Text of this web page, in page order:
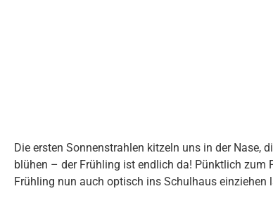
Die ersten Sonnenstrahlen kitzeln uns in der Nase,
blühen – der Frühling ist endlich da! Pünktlich zum
Frühling nun auch optisch ins Schulhaus einziehen